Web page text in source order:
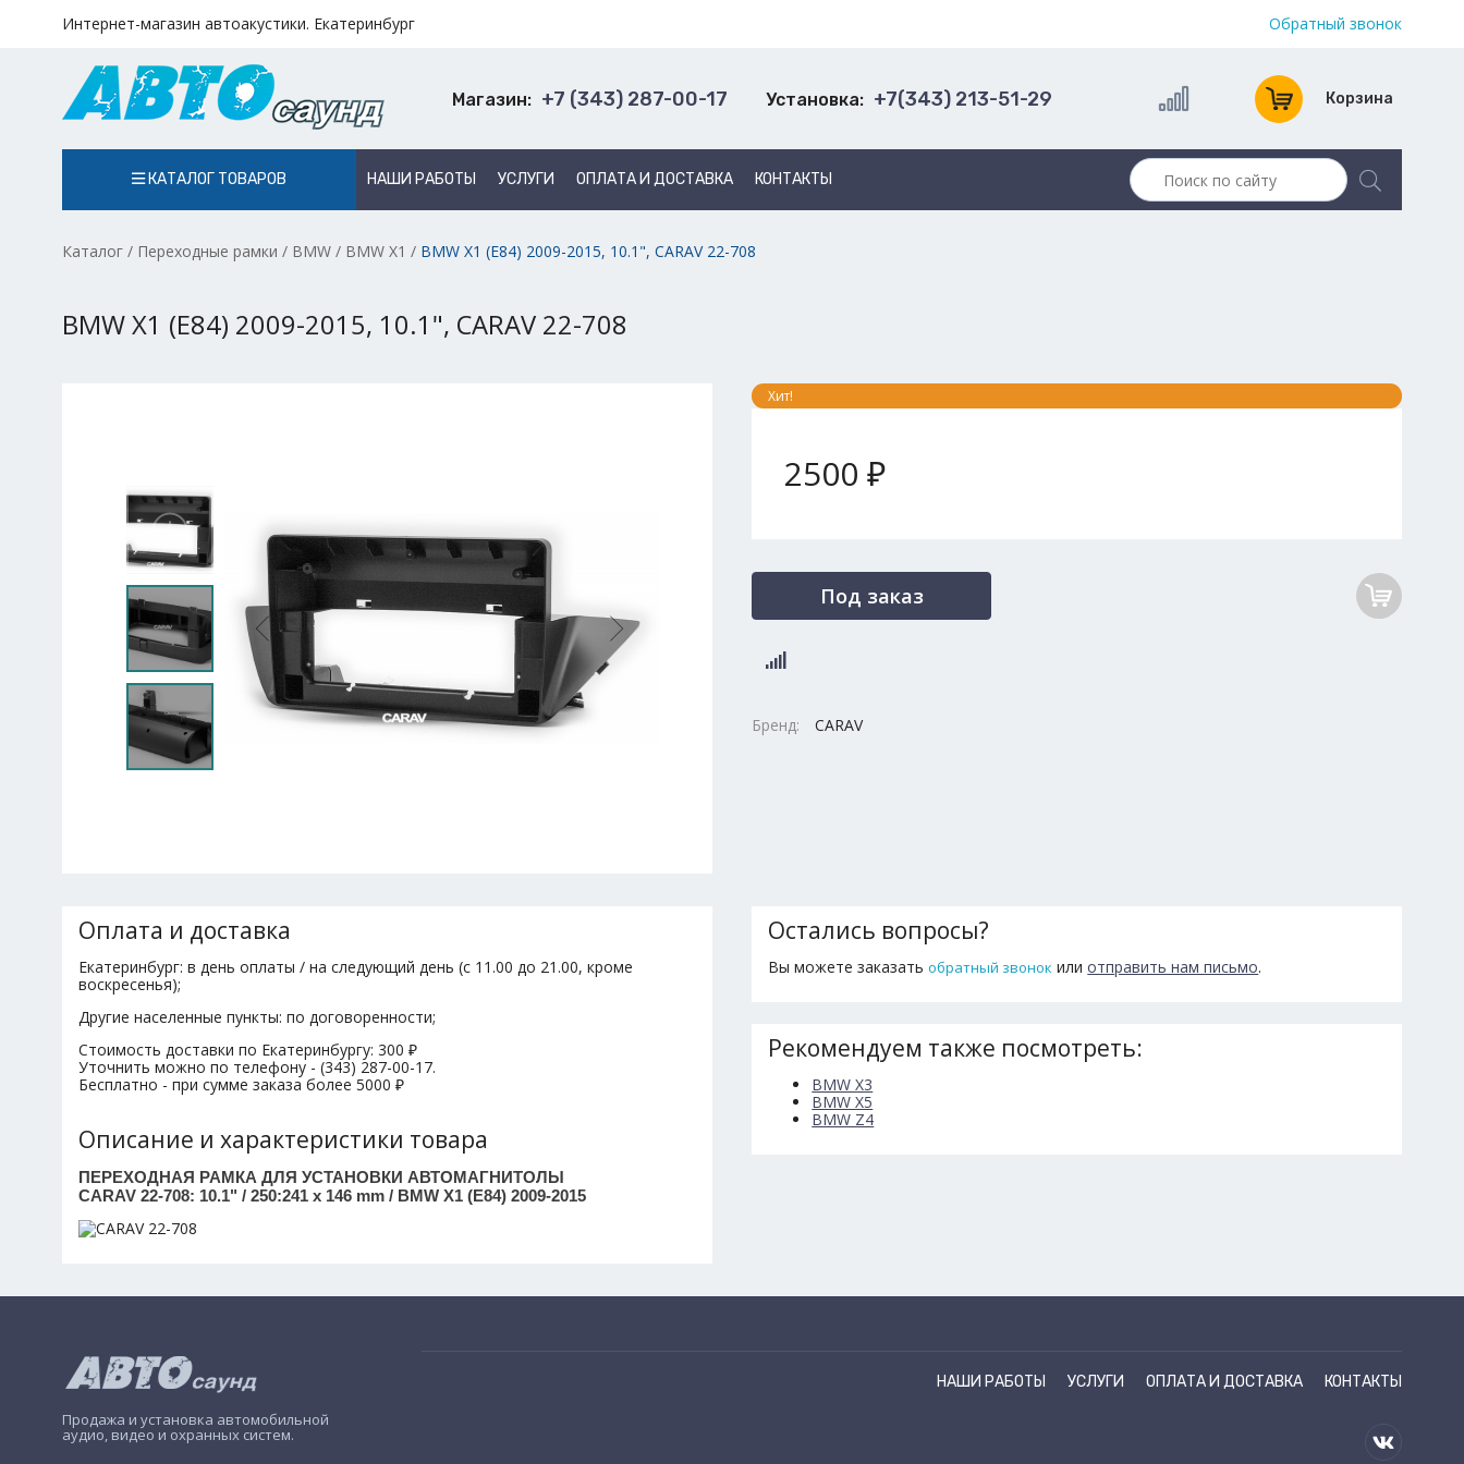
Интернет-магазин автоакустики. Екатеринбург Обратный звонок
Магазин: +7 (343) 287-00-17 Установка: +7(343) 213-51-29 Корзина
КАТАЛОГ ТОВАРОВ НАШИ РАБОТЫ УСЛУГИ ОПЛАТА И ДОСТАВКА КОНТАКТЫ
Каталог / Переходные рамки / BMW / BMW X1 / BMW X1 (E84) 2009-2015, 10.1", CARAV 22-708
BMW X1 (E84) 2009-2015, 10.1", CARAV 22-708
Хит!
2500 ₽
Под заказ
Бренд: CARAV
Оплата и доставка
Екатеринбург: в день оплаты / на следующий день (с 11.00 до 21.00, кроме
воскресенья);
Другие населенные пункты: по договоренности;
Стоимость доставки по Екатеринбургу: 300 ₽
Уточнить можно по телефону - (343) 287-00-17.
Бесплатно - при сумме заказа более 5000 ₽
Описание и характеристики товара
ПЕРЕХОДНАЯ РАМКА ДЛЯ УСТАНОВКИ АВТОМАГНИТОЛЫ
CARAV 22-708: 10.1" / 250:241 x 146 mm / BMW X1 (E84) 2009-2015
Остались вопросы?
Вы можете заказатьобратный звонок илиотправить нам письмо.
Рекомендуем также посмотреть:
BMW X3
BMW X5
BMW Z4
Продажа и установка автомобильной
аудио, видео и охранных систем.
НАШИ РАБОТЫ УСЛУГИ ОПЛАТА И ДОСТАВКА КОНТАКТЫ